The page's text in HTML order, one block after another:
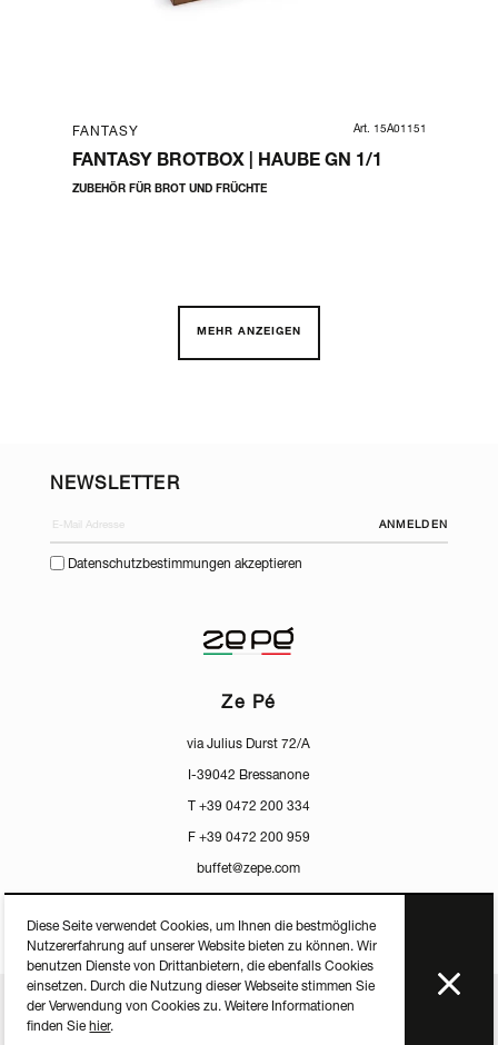
FANTASY Art. 15A01151
FANTASY BROTBOX | HAUBE GN 1/1
ZUBEHÖR FÜR BROT UND FRÜCHTE
MEHR ANZEIGEN
NEWSLETTER
ANMELDEN
Datenschutzbestimmungen akzeptieren
Ze Pé
via Julius Durst 72/A
I-39042 Bressanone
T +39 0472 200 334
F +39 0472 200 959
buffet@zepe.com
ZERTIFIKATE PRESS PRIVACY MEDIACENTER
Diese Seite verwendet Cookies, um Ihnen die bestmögliche
Nutzererfahrung auf unserer Website bieten zu können. Wir
benutzen Dienste von Drittanbietern, die ebenfalls Cookies
einsetzen. Durch die Nutzung dieser Webseite stimmen Sie
der Verwendung von Cookies zu. Weitere Informationen
finden Sie hier.